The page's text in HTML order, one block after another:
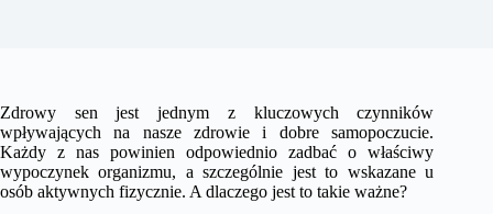
Zdrowy sen jest jednym z kluczowych czynników
wpływających na nasze zdrowie i dobre samopoczucie.
Każdy z nas powinien odpowiednio zadbać o właściwy
wypoczynek organizmu, a szczególnie jest to wskazane u
osób aktywnych fizycznie. A dlaczego jest to takie ważne?